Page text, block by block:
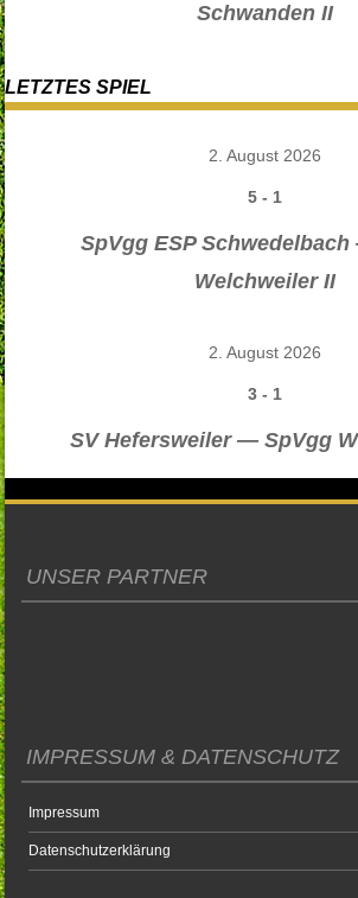
Schwanden II
LETZTES SPIEL
2. August 2026
5 - 1
SpVgg ESP
Welchweiler II
2. August 2026
3 - 1
SV Hefersweiler — SpVgg
UNSER PARTNER
IMPRESSUM & DATENSCHUTZ
Impressum
Datenschutzerklärung